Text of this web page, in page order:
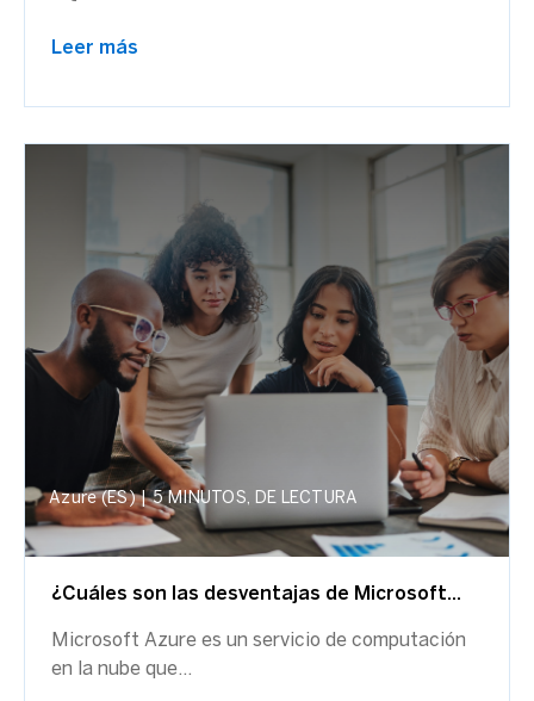
Leer más
Azure (ES) | 5 MINUTOS, DE LECTURA
¿Cuáles son las desventajas de Microsoft...
Microsoft Azure es un servicio de computación
en la nube que...